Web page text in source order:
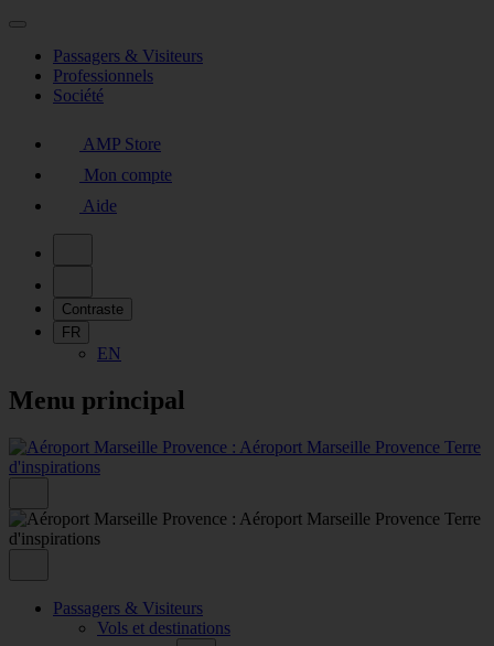
Passagers & Visiteurs
Professionnels
Société
AMP Store
Mon compte
Aide
Contraste
FR
EN
Menu principal
Passagers & Visiteurs
Vols et destinations